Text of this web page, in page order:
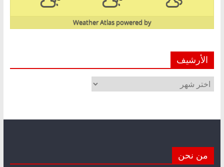
powered by
Weather Atlas
الأرشيف
الأرشيف
من نحن